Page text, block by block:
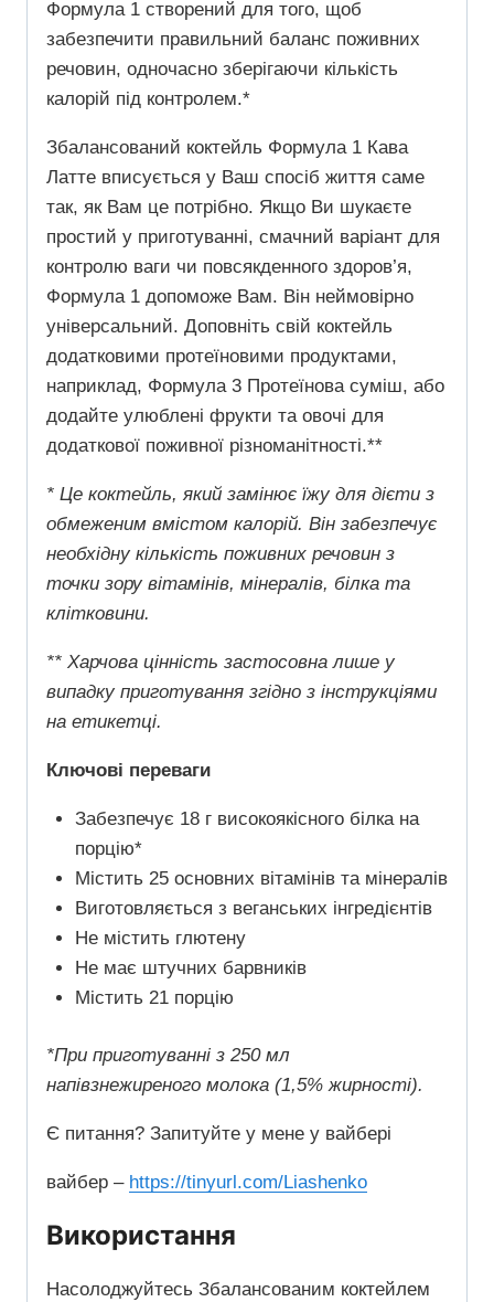
Формула 1 створений для того, щоб
забезпечити правильний баланс поживних
речовин, одночасно зберігаючи кількість
калорій під контролем.*
Збалансований коктейль Формула 1 Кава
Латте вписується у Ваш спосіб життя саме
так, як Вам це потрібно. Якщо Ви шукаєте
простий у приготуванні, смачний варіант для
контролю ваги чи повсякденного здоров’я,
Формула 1 допоможе Вам. Він неймовірно
універсальний. Доповніть свій коктейль
додатковими протеїновими продуктами,
наприклад, Формула 3 Протеїнова суміш, або
додайте улюблені фрукти та овочі для
додаткової поживної різноманітності.**
* Це коктейль, який замінює їжу для дієти з
обмеженим вмістом калорій. Він забезпечує
необхідну кількість поживних речовин з
точки зору вітамінів, мінералів, білка та
клітковини.
** Харчова цінність застосовна лише у
випадку приготування згідно з інструкціями
на етикетці.
Ключові переваги
Забезпечує 18 г високоякісного білка на
порцію*
Містить 25 основних вітамінів та мінералів
Виготовляється з веганських інгредієнтів
Не містить глютену
Не має штучних барвників
Містить 21 порцію
*При приготуванні з 250 мл
напівзнежиреного молока (1,5% жирності).
Є питання? Запитуйте у мене у вайбері
вайбер – https://tinyurl.com/Liashenko
Використання
Насолоджуйтесь Збалансованим коктейлем